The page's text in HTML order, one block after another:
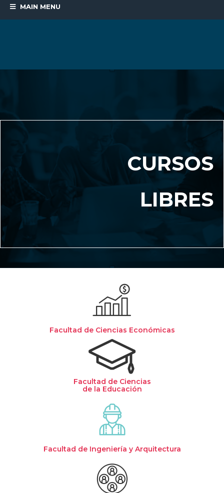
MAIN MENU
CURSOS
LIBRES
Facultad de Ciencias Económicas
Facultad de Ciencias
de la Educación
Facultad de Ingeniería y Arquitectura